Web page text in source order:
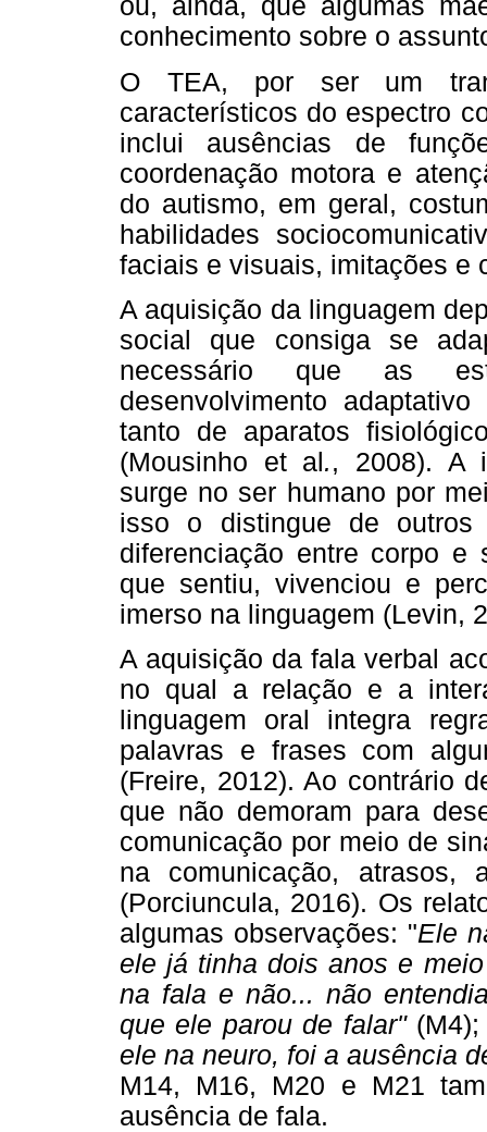
ou, ainda, que algumas
conhecimento sobre o
O TEA, por ser um
característicos do espectro
inclui ausências de
coordenação motora e
do autismo, em geral,
habilidades
faciais e visuais, imitações e
A aquisição da linguagem
social que consiga se
necessário que as
desenvolvimento
tanto de aparatos
(Mousinho et al., 2008). A
surge no ser humano por
isso o distingue de outros
diferenciação entre corpo
que sentiu, vivenciou e
imerso na linguagem (Levin,
A aquisição da fala verbal
no qual a relação e a
linguagem oral integra
palavras e frases com
(Freire, 2012). Ao contrário
que não demoram para
comunicação por meio de
na comunicação, atrasos,
(Porciuncula, 2016). Os
algumas observações: "Ele
ele já tinha dois anos e
na fala e não... não
que ele parou de falar"(M4);
ele na neuro, foi a ausência
M14, M16, M20 e M21
ausência de fala.